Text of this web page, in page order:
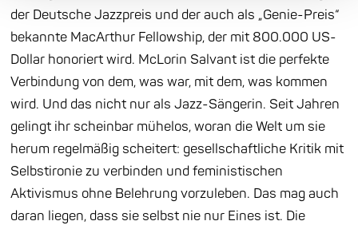
der Deutsche Jazzpreis und der auch als „Genie-Preis“
bekannte MacArthur Fellowship, der mit 800.000 US-
Dollar honoriert wird. McLorin Salvant ist die perfekte
Verbindung von dem, was war, mit dem, was kommen
wird. Und das nicht nur als Jazz-Sängerin. Seit Jahren
gelingt ihr scheinbar mühelos, woran die Welt um sie
herum regelmäßig scheitert: gesellschaftliche Kritik mit
Selbstironie zu verbinden und feministischen
Aktivismus ohne Belehrung vorzuleben. Das mag auch
daran liegen, dass sie selbst nie nur Eines ist. Die